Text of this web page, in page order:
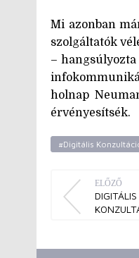
Mi azonban
szolgáltatók
–
holnap
érvényesítsék.
#Digitális
ELŐZŐ
DIGITÁLIS